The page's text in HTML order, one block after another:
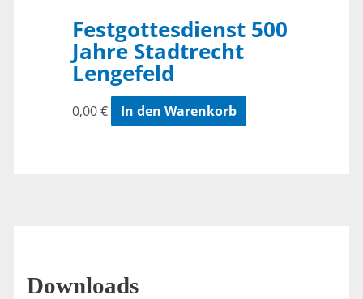
Festgottesdienst 500
Jahre Stadtrecht
Lengefeld
0,00€ In den Warenkorb
Downloads